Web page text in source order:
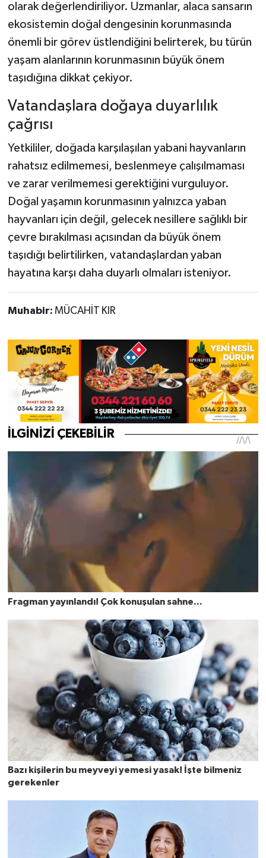
olarak değerlendiriliyor. Uzmanlar, alaca sansarın
ekosistemin doğal dengesinin korunmasında
önemli bir görev üstlendiğini belirterek, bu türün
yaşam alanlarının korunmasının büyük önem
taşıdığına dikkat çekiyor.
Vatandaşlara doğaya duyarlılık
çağrısı
Yetkililer, doğada karşılaşılan yabani hayvanların
rahatsız edilmemesi, beslenmeye çalışılmaması
ve zarar verilmemesi gerektiğini vurguluyor.
Doğal yaşamın korunmasının yalnızca yaban
hayvanları için değil, gelecek nesillere sağlıklı bir
çevre bırakılması açısından da büyük önem
taşıdığı belirtilirken, vatandaşlardan yaban
hayatına karşı daha duyarlı olmaları isteniyor.
Muhabir: MÜCAHİT KIR